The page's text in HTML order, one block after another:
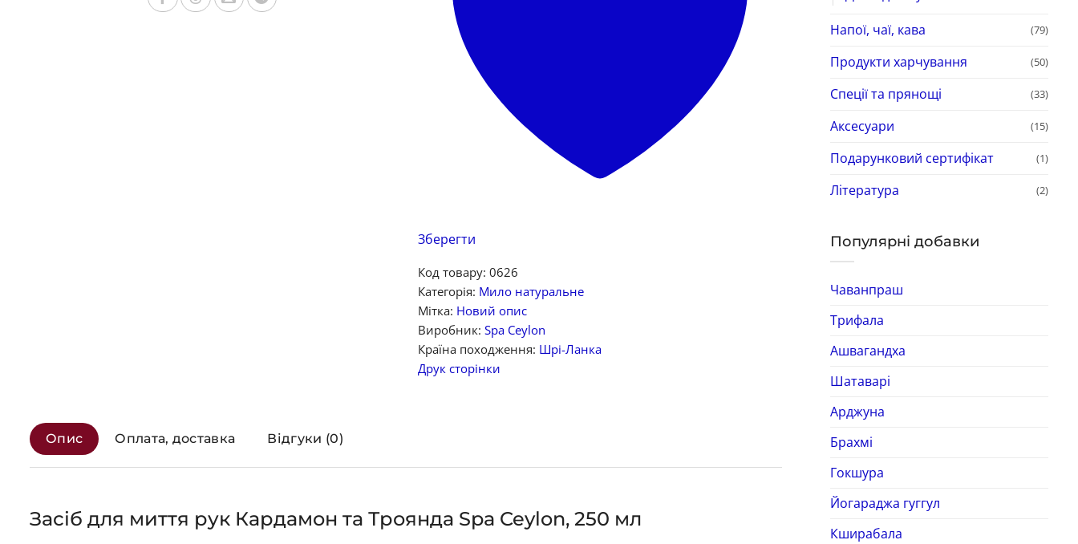
Напої, чаї, кава
(79)
Продукти харчування (50)
Спеції та прянощі (33)
Аксесуари (15)
Подарунковий сертифікат (1)
Література (2)
Популярні добавки
Чаванпраш
Трифала
Ашвагандха
Шатаварі
Арджуна
Брахмі
Гокшура
Йогараджа гуггул
Кширабала
Зберегти
Код товару: 0626
Категорія: Мило натуральне
Мітка: Новий опис
Виробник: Spa Ceylon
Країна походження: Шрі-Ланка
Друк сторінки
Опис Оплата, доставка Відгуки (0)
Засіб для миття рук Кардамон та Троянда Spa Ceylon, 250 мл